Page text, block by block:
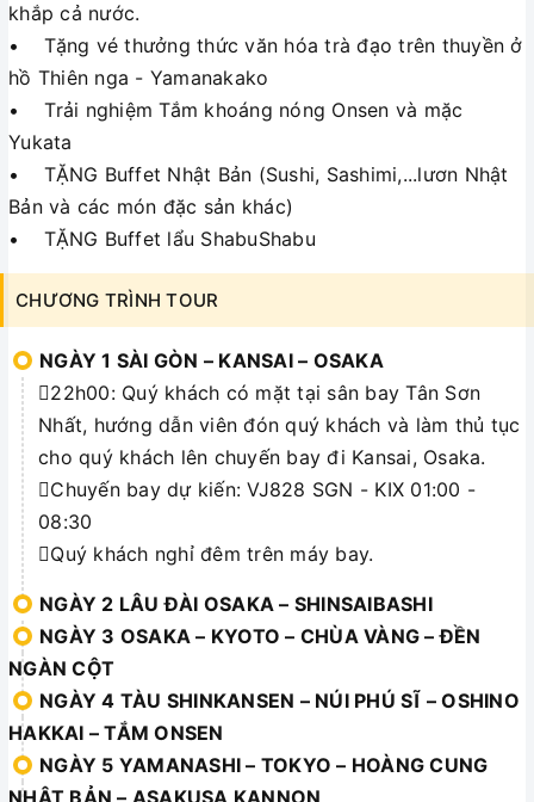
khắp cả nước.
• Tặng vé thưởng thức văn hóa trà đạo trên thuyền ở
hồ Thiên nga - Yamanakako
• Trải nghiệm Tắm khoáng nóng Onsen và mặc
Yukata
• TẶNG Buffet Nhật Bản (Sushi, Sashimi,...lươn Nhật
Bản và các món đặc sản khác)
• TẶNG Buffet lẩu ShabuShabu
CHƯƠNG TRÌNH TOUR
NGÀY 1 SÀI GÒN – KANSAI – OSAKA
22h00: Quý khách có mặt tại sân bay Tân Sơn
Nhất, hướng dẫn viên đón quý khách và làm thủ tục
cho quý khách lên chuyến bay đi Kansai, Osaka.
Chuyến bay dự kiến: VJ828 SGN - KIX 01:00 -
08:30
Quý khách nghỉ đêm trên máy bay.
NGÀY 2 LÂU ĐÀI OSAKA – SHINSAIBASHI
NGÀY 3 OSAKA – KYOTO – CHÙA VÀNG – ĐỀN
NGÀN CỘT
NGÀY 4 TÀU SHINKANSEN – NÚI PHÚ SĨ – OSHINO
HAKKAI – TẮM ONSEN
NGÀY 5 YAMANASHI – TOKYO – HOÀNG CUNG